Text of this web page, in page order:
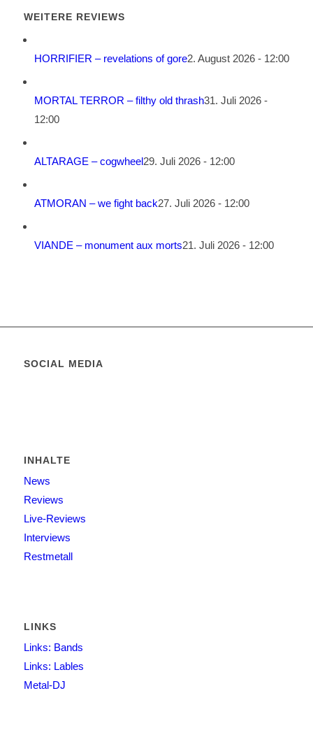
WEITERE REVIEWS
HORRIFIER – revelations of gore2. August 2026 - 12:00
MORTAL TERROR – filthy old thrash31. Juli 2026 -
12:00
ALTARAGE – cogwheel29. Juli 2026 - 12:00
ATMORAN – we fight back27. Juli 2026 - 12:00
VIANDE – monument aux morts21. Juli 2026 - 12:00
SOCIAL MEDIA
INHALTE
News
Reviews
Live-Reviews
Interviews
Restmetall
LINKS
Links: Bands
Links: Lables
Metal-DJ